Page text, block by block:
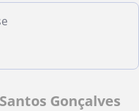
Gonçalves